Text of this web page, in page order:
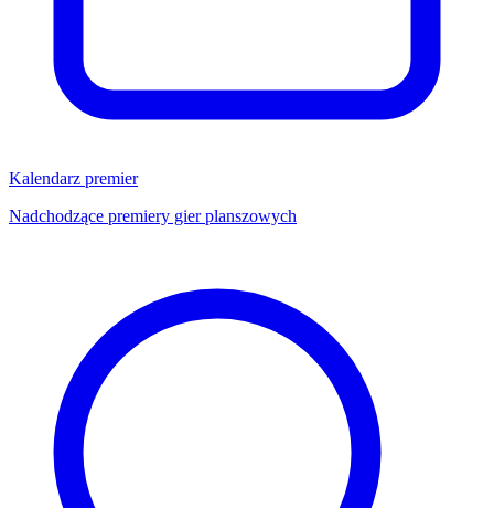
Kalendarz premier
Nadchodzące premiery gier planszowych